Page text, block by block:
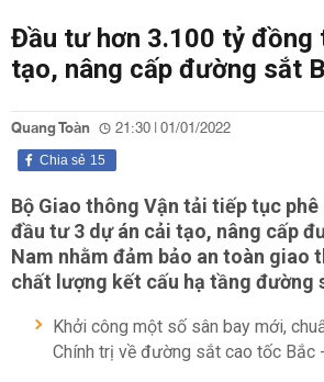
Đầu tư hơn 3.100 tỷ đồng
tạo, nâng cấp đường sắt
Quang Toàn 21:30 | 01/01/2022
15
Chia sẻ
Bộ Giao thông Vận tải tiếp tục
đầu tư 3 dự án cải tạo, nâng cấp
Nam nhằm đảm bảo an toàn giao
chất lượng kết cấu hạ tầng đường
Khởi công một số sân bay mới,
Chính trị về đường sắt cao tốc Bắc